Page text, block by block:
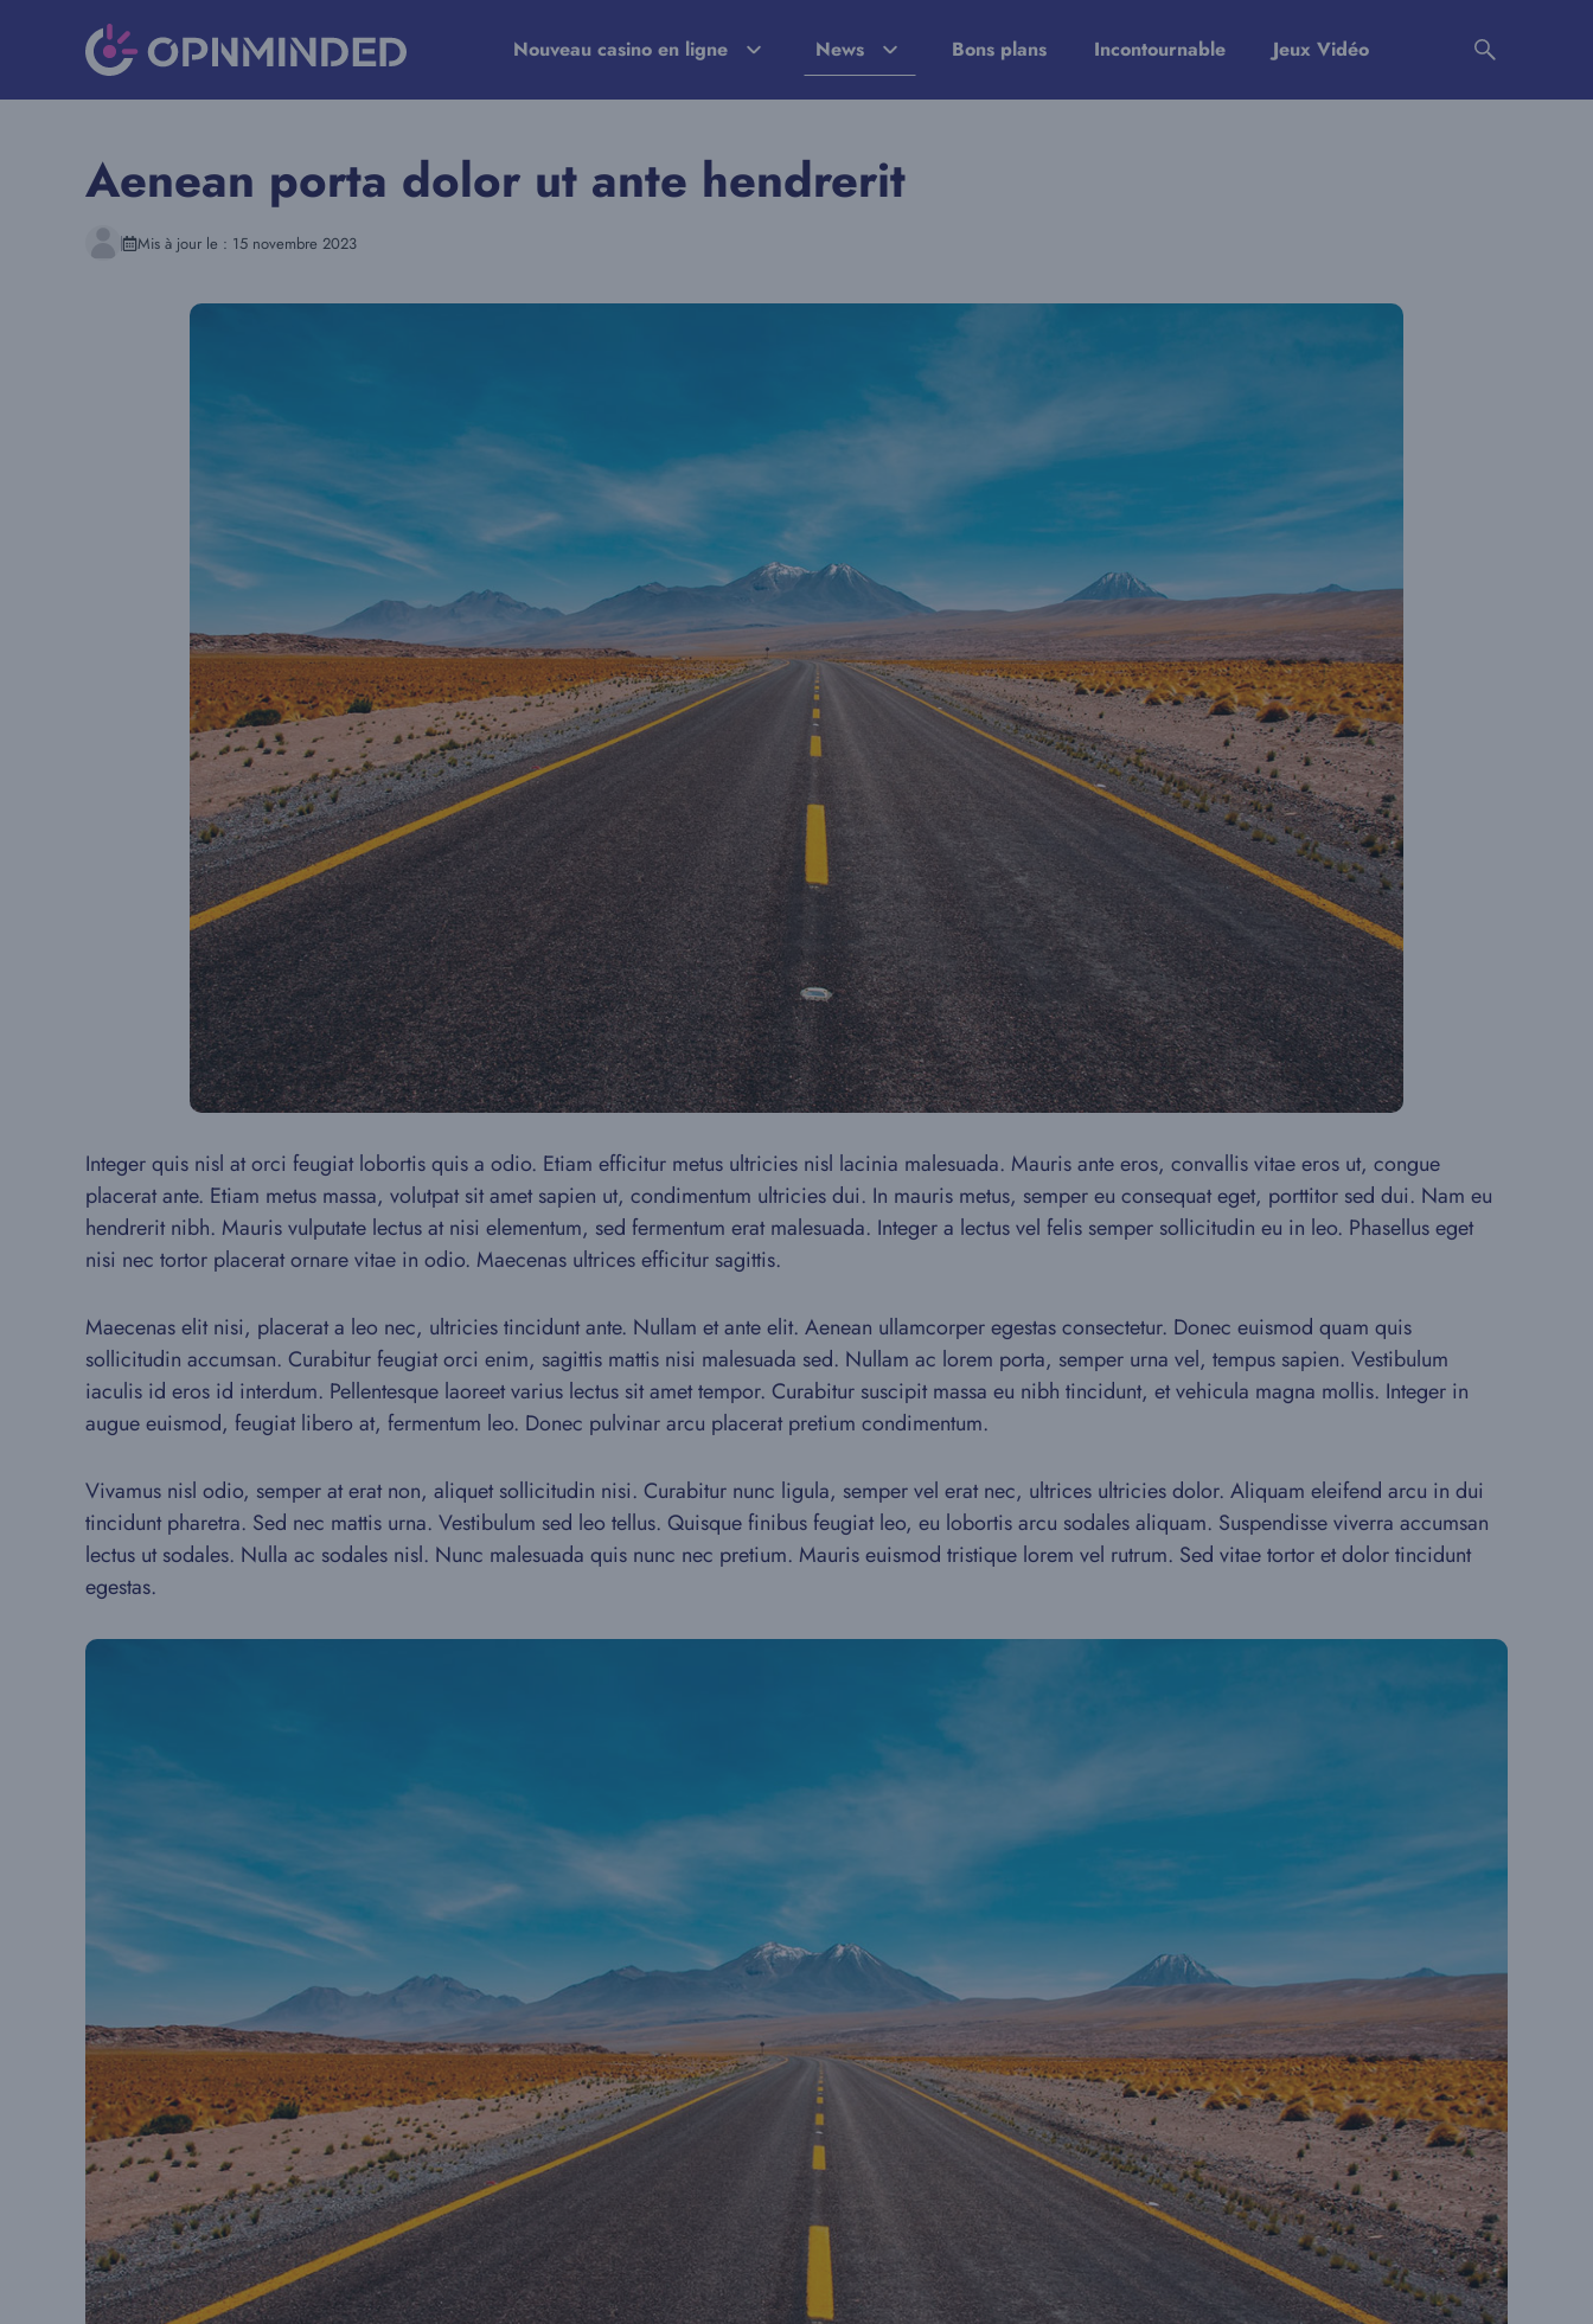
Nouveau casino en ligne News Bons plans Incontournable Jeux Vidéo
Aenean porta dolor ut ante hendrerit
Mis à jour le : 15 novembre 2023
Integer quis nisl at orci feugiat lobortis quis a odio. Etiam efficitur metus ultricies nisl lacinia malesuada. Mauris ante eros, convallis vitae eros ut, congue
placerat ante. Etiam metus massa, volutpat sit amet sapien ut, condimentum ultricies dui. In mauris metus, semper eu consequat eget, porttitor sed dui. Nam eu
hendrerit nibh. Mauris vulputate lectus at nisi elementum, sed fermentum erat malesuada. Integer a lectus vel felis semper sollicitudin eu in leo. Phasellus eget
nisi nec tortor placerat ornare vitae in odio. Maecenas ultrices efficitur sagittis.
Maecenas elit nisi, placerat a leo nec, ultricies tincidunt ante. Nullam et ante elit. Aenean ullamcorper egestas consectetur. Donec euismod quam quis
sollicitudin accumsan. Curabitur feugiat orci enim, sagittis mattis nisi malesuada sed. Nullam ac lorem porta, semper urna vel, tempus sapien. Vestibulum
iaculis id eros id interdum. Pellentesque laoreet varius lectus sit amet tempor. Curabitur suscipit massa eu nibh tincidunt, et vehicula magna mollis. Integer in
augue euismod, feugiat libero at, fermentum leo. Donec pulvinar arcu placerat pretium condimentum.
Vivamus nisl odio, semper at erat non, aliquet sollicitudin nisi. Curabitur nunc ligula, semper vel erat nec, ultrices ultricies dolor. Aliquam eleifend arcu in dui
tincidunt pharetra. Sed nec mattis urna. Vestibulum sed leo tellus. Quisque finibus feugiat leo, eu lobortis arcu sodales aliquam. Suspendisse viverra accumsan
lectus ut sodales. Nulla ac sodales nisl. Nunc malesuada quis nunc nec pretium. Mauris euismod tristique lorem vel rutrum. Sed vitae tortor et dolor tincidunt
egestas.